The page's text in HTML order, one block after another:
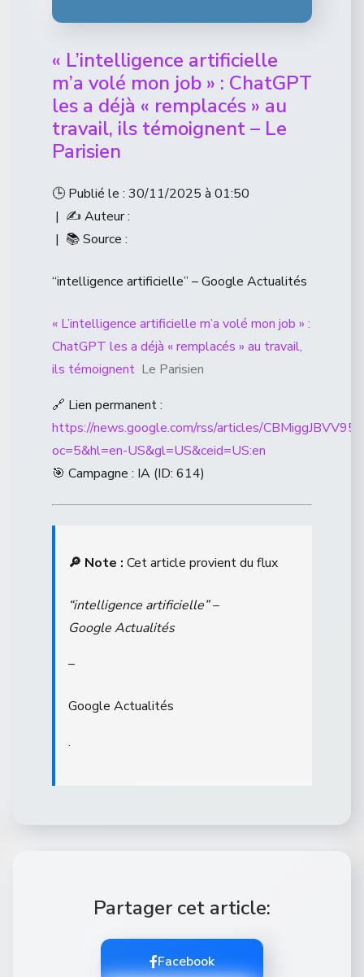
« L’intelligence artificielle
m’a volé mon job » : ChatGPT
les a déjà « remplacés » au
travail, ils témoignent – Le
Parisien
🕒 Publié le : 30/11/2025 à 01:50
| ✍️ Auteur :
| 📚 Source :
“intelligence artificielle” – Google Actualités
« L’intelligence artificielle m’a volé mon job » :
ChatGPT les a déjà « remplacés » au travail,
ils témoignent Le Parisien
🔗 Lien permanent :
https://news.google.com/rss/articles/
oc=5&hl=en-US&gl=US&ceid=US:en
🎯 Campagne : IA (ID: 614)
🔎 Note : Cet article provient du flux
“intelligence artificielle” –
Google Actualités
–
Google Actualités
.
Partager cet article:
Facebook